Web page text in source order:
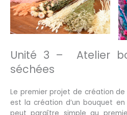
Unité 3 – Atelier
séchées
Le premier projet de création
est la création d’un bouquet